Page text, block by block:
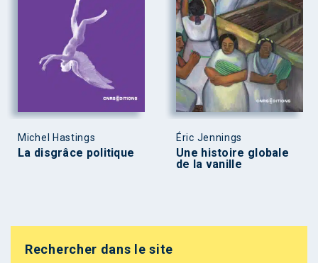
Michel Hastings
La disgrâce politique
Éric Jennings
Une histoire globale
de la vanille
Rechercher dans le site